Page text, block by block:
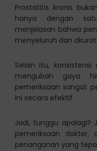
Prostatitis kronis
hanya dengan
menjelasan bahwa
menyeluruh dan akurat.
Selain itu,
mengubah gaya
pemeriksaan sangat
ini secara efektif.
Jadi, tunggu apalagi?
pemeriksaan dokter,
penanganan yang